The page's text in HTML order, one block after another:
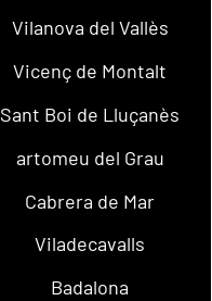
Vilanova del Vallès
Vicenç de Montalt
Sant Boi de Lluçanès
artomeu del Grau
Cabrera de Mar
Viladecavalls
Badalona